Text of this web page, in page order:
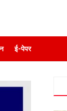
ई-पेपर